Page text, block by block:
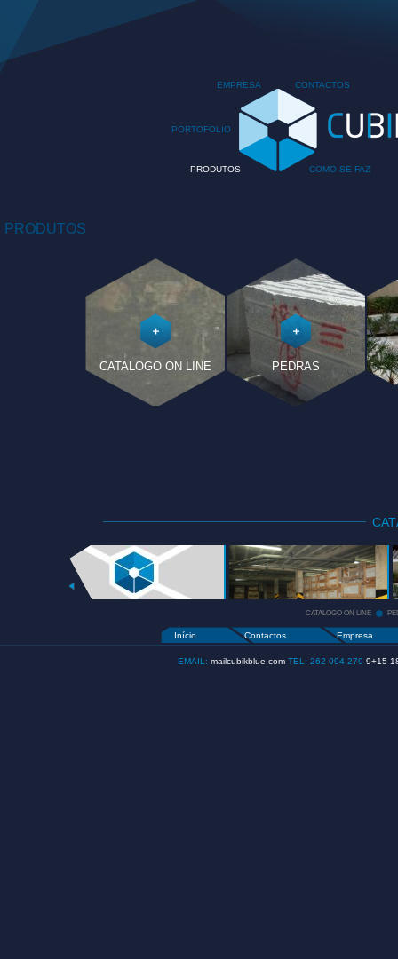
CONTACTOS
EMPRESA
PORTOFOLIO
PRODUTOS COMO SE FAZ
PRODUTOS
CATALOGO ON LINE PEDRAS
CATALOGO
ON LINE
+
CATALOGO ON LINE
Início Contactos Empresa
EMAIL: mailcubikblue.com TEL: 262 094 279 9+15